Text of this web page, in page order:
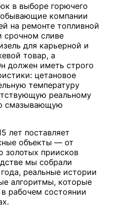
в выборе горючего
компании
на ремонте топливной
срочном сливе
для карьерной и
товар, а
должен иметь строго
цетановое
температуру
реальному
смазывающую
лет поставляет
объекты — от
золотых приисков
мы собрали
реальные истории
алгоритмы, которые
рабочем состоянии